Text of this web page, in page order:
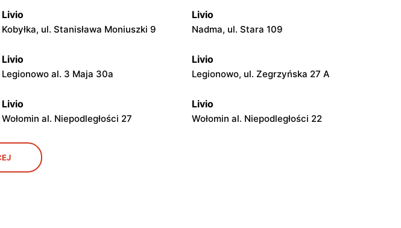
Livio
Kobyłka, ul. Stanisława Moniuszki 9
Livio
Nadma, ul. Stara 109
Livio
Legionowo al. 3 Maja 30a
Livio
Legionowo, ul. Zegrzyńska 27 A
Livio
Wołomin al. Niepodległości 27
Livio
Wołomin al. Niepodległości 22
Wołomin, ul. Szosa Jadowska 14B